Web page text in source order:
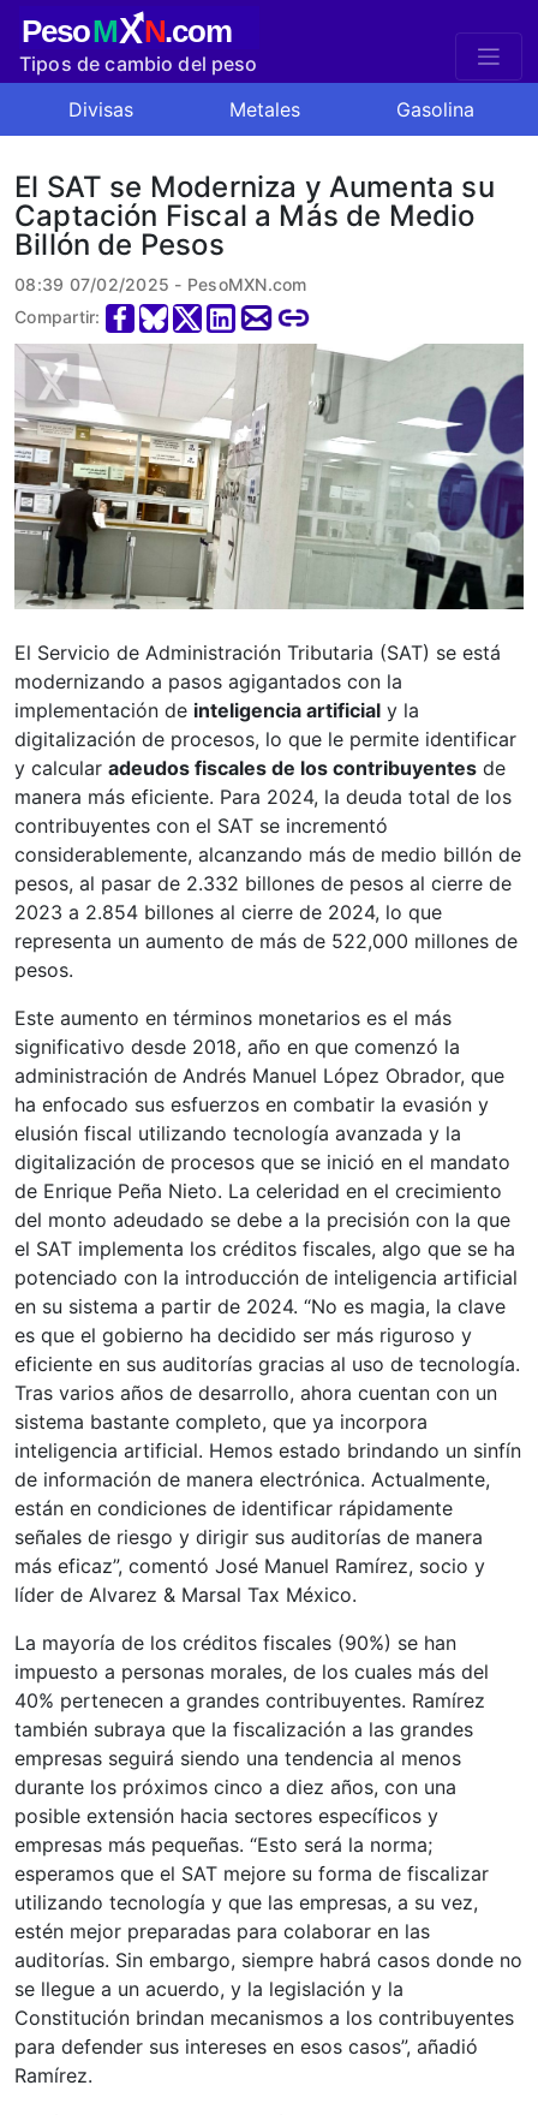
PesoMXN.com
Tipos de cambio del peso
Divisas Metales Gasolina
El SAT se Moderniza y Aumenta su
Captación Fiscal a Más de Medio
Billón de Pesos
08:39 07/02/2025 - PesoMXN.com
Compartir:
El Servicio de Administración Tributaria (SAT) se está
modernizando a pasos agigantados con la
implementación de inteligencia artificial y la
digitalización de procesos, lo que le permite identificar
y calcular adeudos fiscales de los contribuyentes de
manera más eficiente. Para 2024, la deuda total de los
contribuyentes con el SAT se incrementó
considerablemente, alcanzando más de medio billón de
pesos, al pasar de 2.332 billones de pesos al cierre de
2023 a 2.854 billones al cierre de 2024, lo que
representa un aumento de más de 522,000 millones de
pesos.
Este aumento en términos monetarios es el más
significativo desde 2018, año en que comenzó la
administración de Andrés Manuel López Obrador, que
ha enfocado sus esfuerzos en combatir la evasión y
elusión fiscal utilizando tecnología avanzada y la
digitalización de procesos que se inició en el mandato
de Enrique Peña Nieto. La celeridad en el crecimiento
del monto adeudado se debe a la precisión con la que
el SAT implementa los créditos fiscales, algo que se ha
potenciado con la introducción de inteligencia artificial
en su sistema a partir de 2024. “No es magia, la clave
es que el gobierno ha decidido ser más riguroso y
eficiente en sus auditorías gracias al uso de tecnología.
Tras varios años de desarrollo, ahora cuentan con un
sistema bastante completo, que ya incorpora
inteligencia artificial. Hemos estado brindando un sinfín
de información de manera electrónica. Actualmente,
están en condiciones de identificar rápidamente
señales de riesgo y dirigir sus auditorías de manera
más eficaz”, comentó José Manuel Ramírez, socio y
líder de Alvarez & Marsal Tax México.
La mayoría de los créditos fiscales (90%) se han
impuesto a personas morales, de los cuales más del
40% pertenecen a grandes contribuyentes. Ramírez
también subraya que la fiscalización a las grandes
empresas seguirá siendo una tendencia al menos
durante los próximos cinco a diez años, con una
posible extensión hacia sectores específicos y
empresas más pequeñas. “Esto será la norma;
esperamos que el SAT mejore su forma de fiscalizar
utilizando tecnología y que las empresas, a su vez,
estén mejor preparadas para colaborar en las
auditorías. Sin embargo, siempre habrá casos donde no
se llegue a un acuerdo, y la legislación y la
Constitución brindan mecanismos a los contribuyentes
para defender sus intereses en esos casos”, añadió
Ramírez.